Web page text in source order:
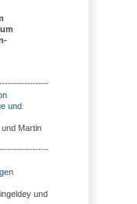
und
Martin
und